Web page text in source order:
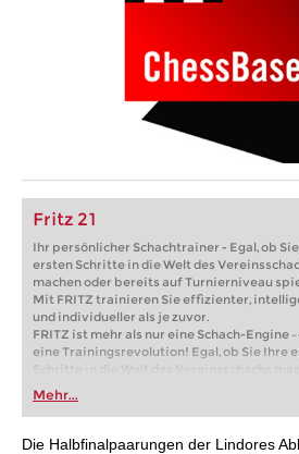
Fritz 21
Ihr persönlicher Schachtrainer - Egal, ob
ersten Schritte in die Welt des
machen oder bereits auf Turnierniveau
Mit FRITZ trainieren Sie effizienter,
und individueller als je zuvor.
FRITZ ist mehr als nur eine Schach-Engine
eine Trainingsrevolution! Egal, ob Sie Ihre
Schritte in die Welt des Vereinsschachs
oder bereits auf Turnierniveau spielen: Mit
FRITZ trainieren Sie effizienter,
individueller als je zuvor.
Mehr...
Die Halbfinalpaarungen der Lindores